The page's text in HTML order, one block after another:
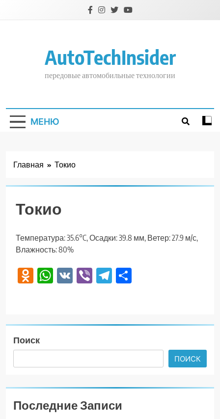
AutoTechInsider
передовые автомобильные технологии
МЕНЮ
Главная Токио
Токио
Температура: 35.6°C, Осадки: 39.8 мм, Ветер: 27.9 м/с,
Влажность: 80%
Odnoklassniki
WhatsApp
VK ViberTelegram
Поиск
ПОИСК
Последние Записи